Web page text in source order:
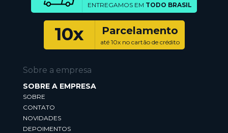
ENTREGAMOS EM TODO BRASIL
10x Parcelamento
até 10x no cartão de crédito
Sobre a empresa
SOBRE A EMPRESA
SOBRE
CONTATO
NOVIDADES
DEPOIMENTOS